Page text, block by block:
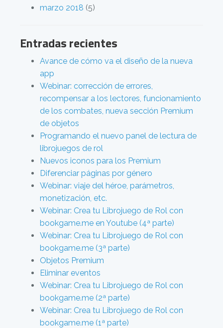
marzo 2018 (5)
Entradas recientes
Avance de cómo va el diseño de la nueva
app
Webinar: corrección de errores,
recompensar a los lectores, funcionamiento
de los combates, nueva sección Premium
de objetos
Programando el nuevo panel de lectura de
librojuegos de rol
Nuevos iconos para los Premium
Diferenciar páginas por género
Webinar: viaje del héroe, parámetros,
monetización, etc.
Webinar: Crea tu Librojuego de Rol con
bookgame.me en Youtube (4ª parte)
Webinar: Crea tu Librojuego de Rol con
bookgame.me (3ª parte)
Objetos Premium
Eliminar eventos
Webinar: Crea tu Librojuego de Rol con
bookgame.me (2ª parte)
Webinar: Crea tu Librojuego de Rol con
bookgame.me (1ª parte)